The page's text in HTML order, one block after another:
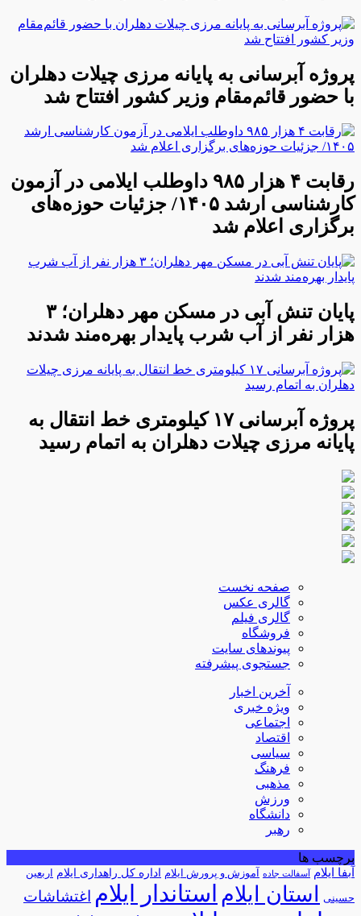
پروژه آبرسانی به پایانه مرزی چیلات دهلران
با حضور قائم‌مقام وزیر کشور افتتاح شد
رقابت ۴ هزار ۹۸۵ داوطلب ایلامی در آزمون
کارشناسی ارشد ۱۴۰۵/ جزئیات حوزه‌های
برگزاری اعلام شد
پایان تنش آبی در مسکن مهر دهلران؛ ۳
هزار نفر از آب شرب پایدار بهره‌مند شدند
پروژه آبرسانی ۱۷ کیلومتری خط انتقال به
پایانه مرزی چیلات دهلران به اتمام رسید
صفحه نخست
گالری عکس
گالری فیلم
فروشگاه
پیوندهای سایت
جستجوی پیشرفته
آخرین اخبار
ویژه خبری
اجتماعی
اقتصاد
سیاسی
فرهنگ
مذهبی
ورزش
دانشگاه
رهبر
برچسب ها
آبفا ایلام آسفالت جاده آموزش و پرورش ایلام اداره کل راهداری ایلام اربعین
حسینی استان ایلام استاندار ایلام اغتشاشات